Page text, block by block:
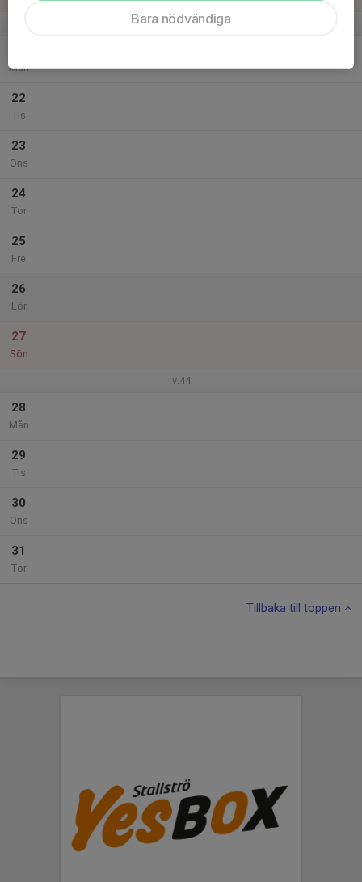
v.43
Mån
22
Tis
23
Ons
24
Tor
25
Fre
26
Lör
27
Sön
v.44
28
Mån
29
Tis
30
Ons
31
Tor
Tillbaka till toppen
Bara nödvändiga